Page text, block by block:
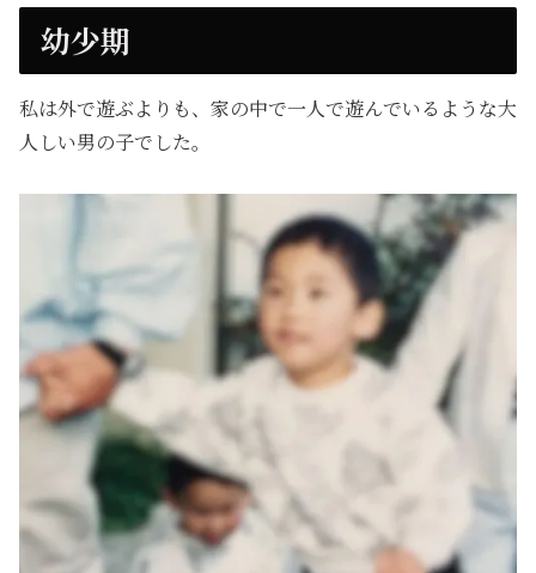
幼少期
私は外で遊ぶよりも、家の中で一人で遊んでいるような大
人しい男の子でした。